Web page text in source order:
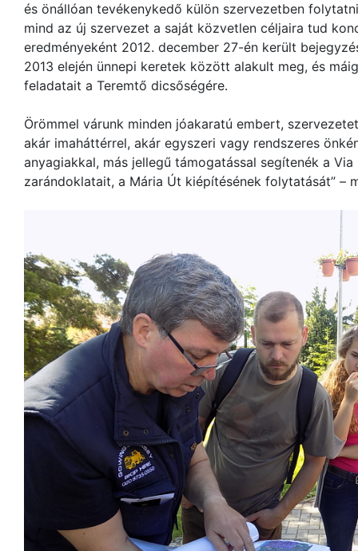
és önállóan tevékenykedő külön szervezetben
mind az új szervezet a saját közvetlen céljaira tud
eredményeként 2012. december 27-én került
2013 elején ünnepi keretek között alakult meg, és
feladatait a Teremtő dicsőségére.
Örömmel várunk minden jóakaratú embert,
akár imaháttérrel, akár egyszeri vagy rendszeres
anyagiakkal, más jellegű támogatással segítenék a
zarándoklatait, a Mária Út kiépítésének folytatását” –